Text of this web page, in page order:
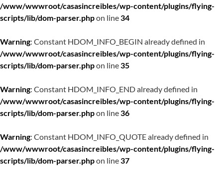
/www/wwwroot/casasincreibles/wp-content/plugins/flying-
scripts/lib/dom-parser.phpon line34
Warning: Constant HDOM_INFO_BEGIN already defined in
/www/wwwroot/casasincreibles/wp-content/plugins/flying-
scripts/lib/dom-parser.phpon line35
Warning: Constant HDOM_INFO_END already defined in
/www/wwwroot/casasincreibles/wp-content/plugins/flying-
scripts/lib/dom-parser.phpon line36
Warning: Constant HDOM_INFO_QUOTE already defined in
/www/wwwroot/casasincreibles/wp-content/plugins/flying-
scripts/lib/dom-parser.phpon line37